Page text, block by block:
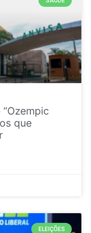
que
ELEIÇÕES